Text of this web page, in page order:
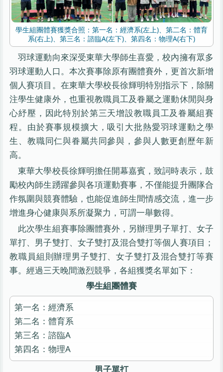
學生組團體賽獲獎合照：第一名：經濟系(左上)、第二名：體育
系(右上)、第三名：諮臨A(左下)、第四名：物理A(右下)
羽球運動向來深受東華大學師生喜愛，校內擁有眾多
羽球運動人口。本次賽事除原有團體賽外，更首次新增
個人賽項目。在東華大學校長徐輝明特別指示下，除關
注學生健康外，也重視教職員工及眷屬之運動休閒與身
心紓壓，因此特別於第三天增設教職員工及眷屬組賽
程。由於賽事規模擴大，吸引大批熱愛羽球運動之學
生、教職同仁與眷屬共同參與，參與人數更創歷年新
高。
東華大學校長徐輝明擔任開幕嘉賓，致詞時表示，鼓
勵校內師生踴躍參與各項運動賽事，不僅能提升團隊合
作氛圍與競賽體驗，也能促進師生間情感交流，進一步
增進身心健康與系所凝聚力，可謂一舉數得。
此次學生組賽事除團體賽外，另辦理男子單打、女子
單打、男子雙打、女子雙打及混合雙打等個人賽項目；
教職員組則辦理男子雙打、女子雙打及混合雙打等賽
事。經過三天晚間激烈競爭，各組獲獎名單如下：
學生組團體賽
第一名：經濟系
第二名：體育系
第三名：諮臨A
第四名：物理A
男子單打